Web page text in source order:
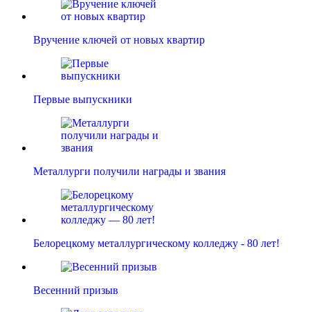
Вручение ключей от новых квартир
Первые выпускники
Металлурги получили награды и звания
Белорецкому металлургическому колледжу - 80 лет!
Весенний призыв